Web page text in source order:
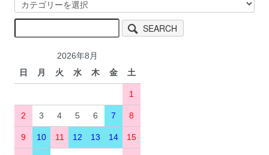
SEARCH
2026年8月
日
月 火 水 木 金 土
1
2 3 4 5 6 7 8
9 10 11 12 13 14 15